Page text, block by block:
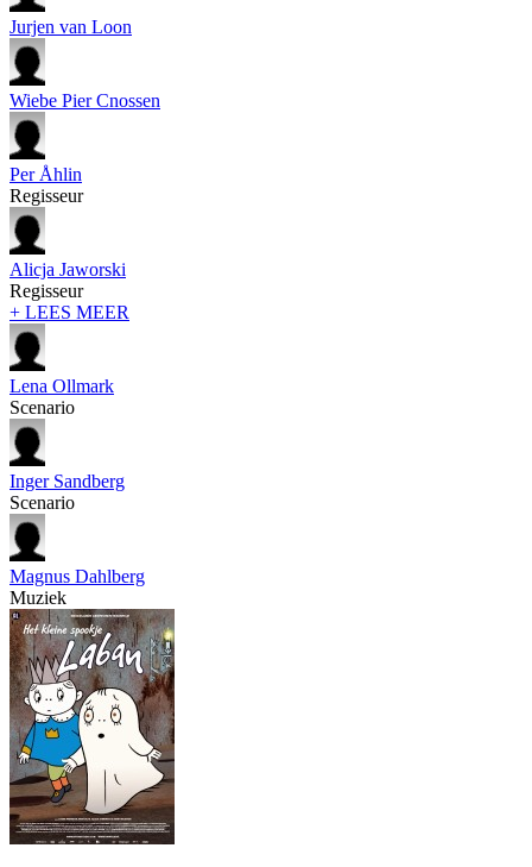
Jurjen van Loon
Wiebe Pier Cnossen
Per Åhlin
Regisseur
Alicja Jaworski
Regisseur
+ LEES MEER
Lena Ollmark
Scenario
Inger Sandberg
Scenario
Magnus Dahlberg
Muziek